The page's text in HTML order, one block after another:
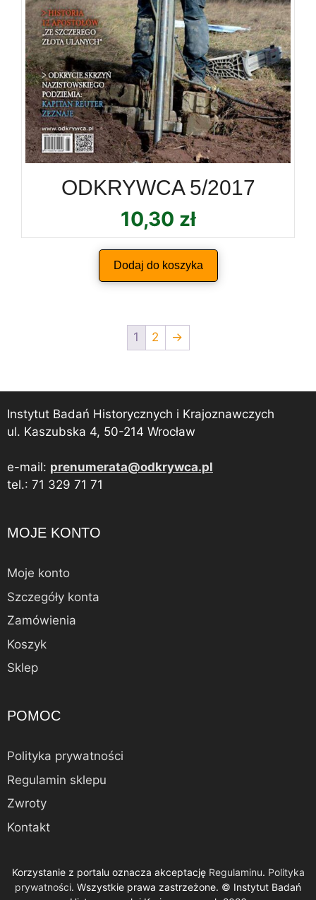
ODKRYWCA 5/2017
10,30 zł
Dodaj do koszyka
1 2 →
Instytut Badań Historycznych i Krajoznawczych
ul. Kaszubska 4, 50-214 Wrocław
e-mail: prenumerata@odkrywca.pl
tel.: 71 329 71 71
MOJE KONTO
Moje konto
Szczegóły konta
Zamówienia
Koszyk
Sklep
POMOC
Polityka prywatności
Regulamin sklepu
Zwroty
Kontakt
Korzystanie z portalu oznacza akceptację Regulaminu. Polityka
prywatności. Wszystkie prawa zastrzeżone. © Instytut Badań
Dodano do koszyka. Kasa